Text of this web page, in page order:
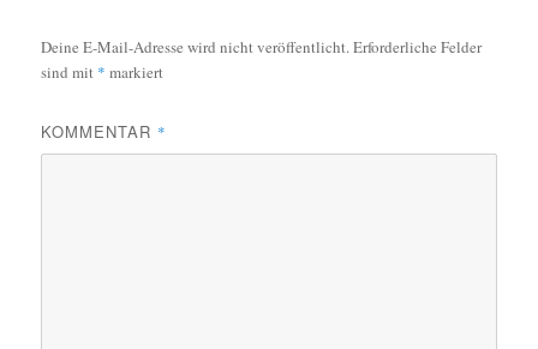
Deine E-Mail-Adresse wird nicht veröffentlicht.Erforderliche Felder
sind mit * markiert
KOMMENTAR *